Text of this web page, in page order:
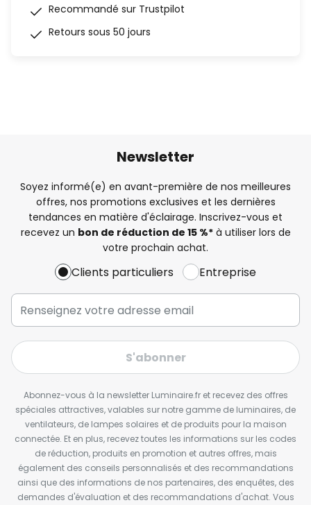
Recommandé sur Trustpilot
Retours sous 50 jours
Newsletter
Soyez informé(e) en avant-première de nos meilleures
offres, nos promotions exclusives et les dernières
tendances en matière d'éclairage. Inscrivez-vous et
recevez un bon de réduction de 15 %*à utiliser lors de
votre prochain achat.
Clients particuliers Entreprise
S'abonner
Abonnez-vous à la newsletter Luminaire.fr et recevez des offres
spéciales attractives, valables sur notre gamme de luminaires, de
ventilateurs, de lampes solaires et de produits pour la maison
connectée. Et en plus, recevez toutes les informations sur les codes
de réduction, produits en promotion et autres offres, mais
également des conseils personnalisés et des recommandations
ainsi que des informations de nos partenaires, des enquêtes, des
demandes d'évaluation et des recommandations d'achat. Vous